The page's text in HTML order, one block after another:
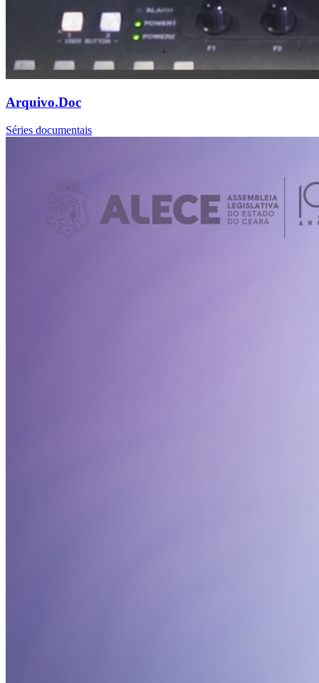
Arquivo.Doc
Séries documentais